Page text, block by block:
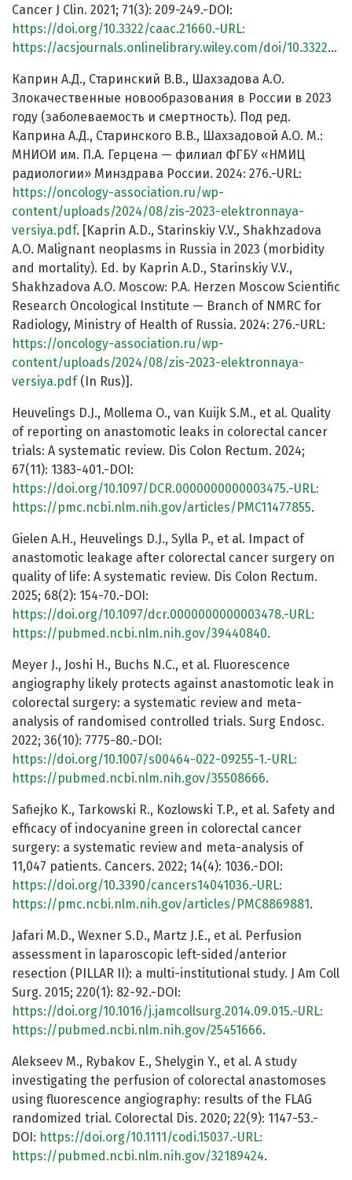
Cancer J Clin. 2021; 71(3): 209-249.-DOI:
https://doi.org/10.3322/caac.21660.-URL:
https://acsjournals.onlinelibrary.wiley.com/doi/10.3322/caac.21660
Каприн А.Д., Старинский В.В., Шахзадова А.О.
Злокачественные новообразования в России в 2023
году (заболеваемость и смертность). Под ред.
Каприна А.Д., Старинского В.В., Шахзадовой А.О. М.:
МНИОИ им. П.А. Герцена — филиал ФГБУ «НМИЦ
радиологии» Минздрава России. 2024: 276.-URL:
https://oncology-association.ru/wp-
content/uploads/2024/08/zis-2023-elektronnaya-
versiya.pdf. [Kaprin A.D., Starinskiy V.V., Shakhzadova
A.O. Malignant neoplasms in Russia in 2023 (morbidity
and mortality). Ed. by Kaprin A.D., Starinskiy V.V.,
Shakhzadova A.O. Moscow: P.A. Herzen Moscow Scientific
Research Oncological Institute — Branch of NMRC for
Radiology, Ministry of Health of Russia. 2024: 276.-URL:
https://oncology-association.ru/wp-
content/uploads/2024/08/zis-2023-elektronnaya-
versiya.pdf(In Rus)].
Heuvelings D.J., Mollema O., van Kuijk S.M., et al. Quality
of reporting on anastomotic leaks in colorectal cancer
trials: A systematic review. Dis Colon Rectum. 2024;
67(11): 1383-401.-DOI:
https://doi.org/10.1097/DCR.0000000000003475.-URL:
https://pmc.ncbi.nlm.nih.gov/articles/PMC11477855.
Gielen A.H., Heuvelings D.J., Sylla P., et al. Impact of
anastomotic leakage after colorectal cancer surgery on
quality of life: A systematic review. Dis Colon Rectum.
2025; 68(2): 154-70.-DOI:
https://doi.org/10.1097/dcr.0000000000003478.-URL:
https://pubmed.ncbi.nlm.nih.gov/39440840.
Meyer J., Joshi H., Buchs N.C., et al. Fluorescence
angiography likely protects against anastomotic leak in
colorectal surgery: a systematic review and meta-
analysis of randomised controlled trials. Surg Endosc.
2022; 36(10): 7775-80.-DOI:
https://doi.org/10.1007/s00464-022-09255-1.-URL:
https://pubmed.ncbi.nlm.nih.gov/35508666.
Safiejko K., Tarkowski R., Kozlowski T.P., et al. Safety and
efficacy of indocyanine green in colorectal cancer
surgery: a systematic review and meta-analysis of
11,047 patients. Cancers. 2022; 14(4): 1036.-DOI:
https://doi.org/10.3390/cancers14041036.-URL:
https://pmc.ncbi.nlm.nih.gov/articles/PMC8869881 .
Jafari M.D., Wexner S.D., Martz J.E., et al. Perfusion
assessment in laparoscopic left-sided/anterior
resection (PILLAR II): a multi-institutional study. J Am Coll
Surg. 2015; 220(1): 82-92.-DOI:
https://doi.org/10.1016/j.jamcollsurg.2014.09.015.-URL:
https://pubmed.ncbi.nlm.nih.gov/25451666.
Alekseev M., Rybakov E., Shelygin Y., et al. A study
investigating the perfusion of colorectal anastomoses
using fluorescence angiography: results of the FLAG
randomized trial. Colorectal Dis. 2020; 22(9): 1147-53.-
DOI: https://doi.org/10.1111/codi.15037.-URL:
https://pubmed.ncbi.nlm.nih.gov/32189424.